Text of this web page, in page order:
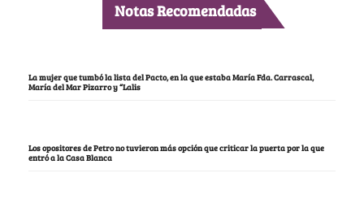
Notas Recomendadas
La mujer que tumbó la lista del Pacto, en la que estaba María Fda. Carrascal,
María del Mar Pizarro y “Lalis
Los opositores de Petro no tuvieron más opción que criticar la puerta por la que
entró a la Casa Blanca